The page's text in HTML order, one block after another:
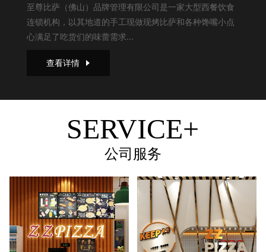
至尊比萨（佛山）品牌管理有限公司是一家大型西餐饮食
连锁机构，以其地道的手工现做现烤比萨和各种馋嘴小点
心满足了吃货们的味蕾需求...
查看详情
SERVICE+
公司服务